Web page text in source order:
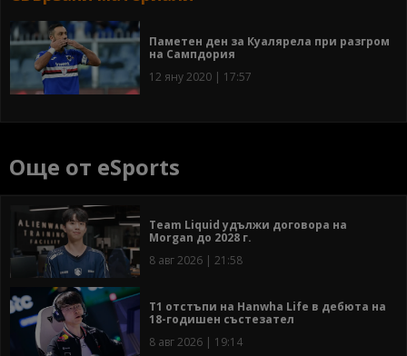
Паметен ден за Куалярела при разгром
на Сампдория
12 яну 2020 | 17:57
Още от eSports
Team Liquid удължи договора на
Morgan до 2028 г.
8 авг 2026 | 21:58
T1 отстъпи на Hanwha Life в дебюта на
18-годишен състезател
8 авг 2026 | 19:14